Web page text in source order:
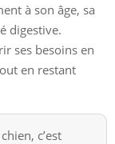
à son âge, sa
digestive.
ses besoins en
en restant
c’est